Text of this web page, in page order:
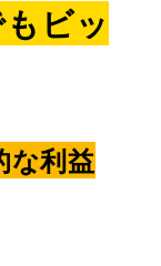
ビッ
な利益